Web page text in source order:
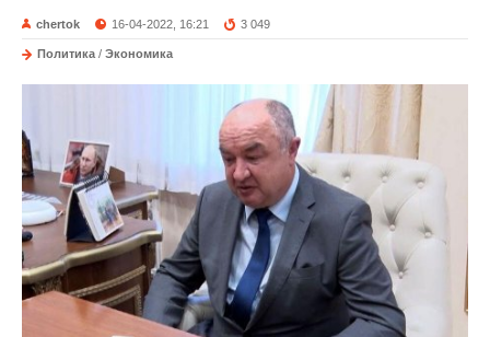
chertok 16-04-2022, 16:21 3 049
Политика / Экономика